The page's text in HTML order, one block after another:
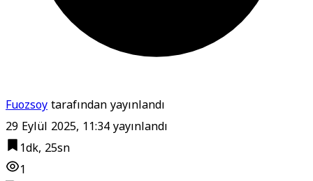
Fuozsoytarafından yayınlandı
29 Eylül 2025, 11:34yayınlandı
1dk, 25sn
1